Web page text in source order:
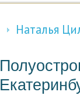
Наталья